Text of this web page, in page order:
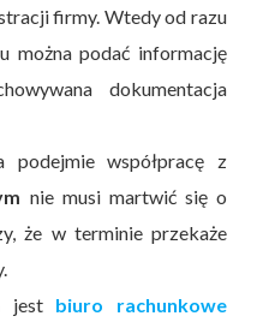
firmy. Wtedy od razu
można podać informację
dokumentacja
podejmie współpracę z
nie musi martwić się o
że w terminie przekaże
jest biuro rachunkowe